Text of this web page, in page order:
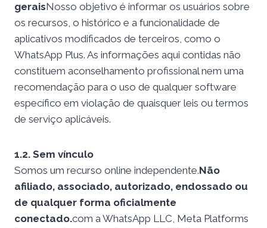
geraisNosso objetivo é informar os usuários sobre
os recursos, o histórico e a funcionalidade de
aplicativos modificados de terceiros, como o
WhatsApp Plus. As informações aqui contidas não
constituem aconselhamento profissional nem uma
recomendação para o uso de qualquer software
específico em violação de quaisquer leis ou termos
de serviço aplicáveis.
1.2. Sem vínculo
Somos um recurso online independente.Não
afiliado, associado, autorizado, endossado ou
de qualquer forma oficialmente
conectado.com a WhatsApp LLC, Meta Platforms